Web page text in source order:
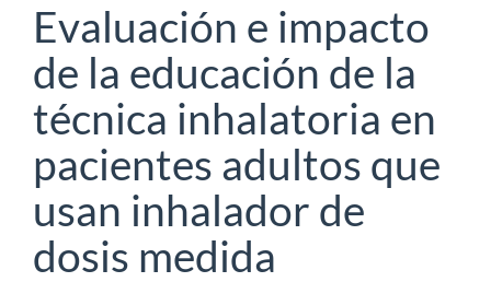
Evaluación e impacto
de la educación de la
técnica inhalatoria en
pacientes adultos que
usan inhalador de
dosis medida